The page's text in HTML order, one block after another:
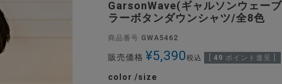
GarsonWave(ギャルソンウェー
ラーボタンダウンシャツ/全8色
商品番号 GWA5462
販売価格 ¥5,390税込 49 ポイント進呈 ]
color size